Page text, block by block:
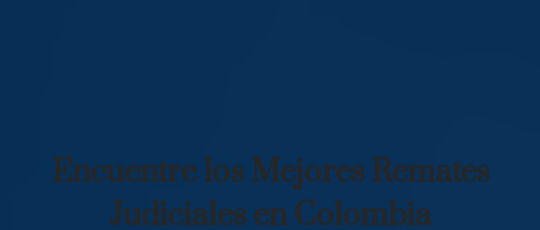
Encuentre los Mejores Remates
Judiciales en Colombia